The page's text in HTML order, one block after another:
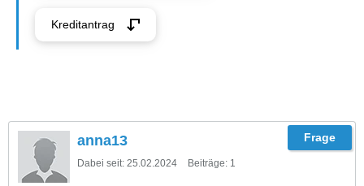
Kreditantrag
anna13
Dabei seit: 25.02.2024 Beiträge: 1